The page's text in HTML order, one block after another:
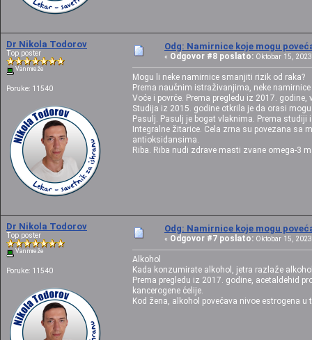
Dr Nikola Todorov
Top poster
Van mreže
Poruke: 11540
Odg: Namirnice koje mogu
« Odgovor #8 poslato: Oktobar 15,
Mogu li neke namirnice smanjiti rizik od raka?
Prema naučnim istraživanjima, neke
Voće i povrće. Prema pregledu iz 2017.
Studija iz 2015. godine otkrila je da orasi
Pasulj. Pasulj je bogat vlaknima. Prema
Integralne žitarice. Cela zrna su povezana sa
antioksidansima.
Riba. Riba nudi zdrave masti zvane omega-3
Dr Nikola Todorov
Top poster
Van mreže
Poruke: 11540
Odg: Namirnice koje mogu
« Odgovor #7 poslato: Oktobar 15,
Alkohol
Kada konzumirate alkohol, jetra razlaže
Prema pregledu iz 2017. godine, acetaldehid
kancerogene ćelije.
Kod žena, alkohol povećava nivoe estrogena